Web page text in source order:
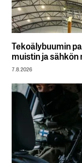
Tekoälybuumin
muistin ja
7.8.2026